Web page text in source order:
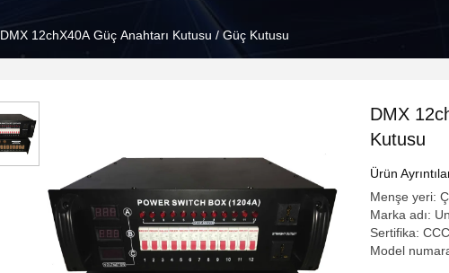
DMX 12chX40A Güç Anahtarı Kutusu / Güç Kutusu
DMX
Kutusu
Ürün
Menşe yeri:
Marka adı:
Sertifika:
Model